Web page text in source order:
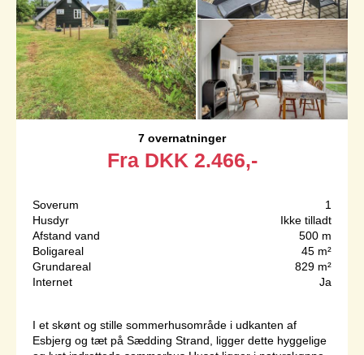
7 overnatninger
Fra DKK 2.466,-
Soverum
1
Husdyr
Ikke tilladt
Afstand vand
500 m
Boligareal
45 m²
Grundareal
829 m²
Internet
Ja
I et skønt og stille sommerhusområde i udkanten af
Esbjerg og tæt på Sædding Strand, ligger dette hyggelige